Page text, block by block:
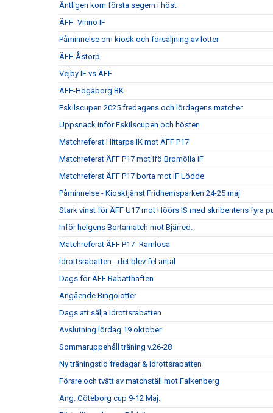
Äntligen kom första segern i höst
ÄFF- Vinnö IF
Påminnelse om kiosk och försäljning av lotter
ÄFF-Åstorp
Vejby IF vs ÄFF
ÄFF-Högaborg BK
Eskilscupen 2025 fredagens och lördagens matcher
Uppsnack inför Eskilscupen och hösten
Matchreferat Hittarps IK mot ÄFF P17
Matchreferat ÄFF P17 mot Ifö Bromölla IF
Matchreferat ÄFF P17 borta mot IF Lödde
Påminnelse - Kiosktjänst Fridhemsparken 24-25 maj
Stark vinst för ÄFF U17 mot Höörs IS med skribentens fyra
Inför helgens Bortamatch mot Bjärred.
Matchreferat ÄFF P17 -Ramlösa
Idrottsrabatten - det blev fel antal
Dags för ÄFF Rabatthäften
Angående Bingolotter
Dags att sälja Idrottsrabatten
Avslutning lördag 19 oktober
Sommaruppehåll träning v.26-28
Ny träningstid fredagar & Idrottsrabatten
Förare och tvätt av matchställ mot Falkenberg
Ang. Göteborg cup 9-12 Maj.